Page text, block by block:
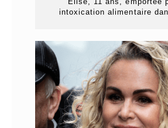
intoxication alimentaire